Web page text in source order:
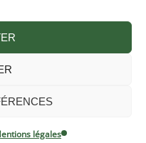
légales
By Oktopod